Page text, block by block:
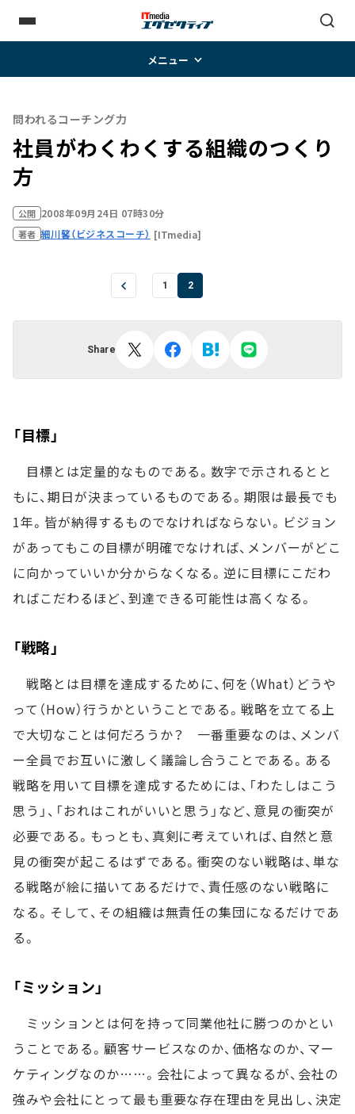
メニュー
問われるコーチング力
社員がわくわくする組織のつくり
方
公開 2008年09月24日 07時30分
著者 細川馨（ビジネスコーチ） [ITmedia]
1 2
Share
「目標」
目標とは定量的なものである。数字で示されるとと
もに、期日が決まっているものである。期限は最長でも
1年。皆が納得するものでなければならない。ビジョン
があってもこの目標が明確でなければ、メンバーがどこ
に向かっていいか分からなくなる。逆に目標にこだわ
ればこだわるほど、到達できる可能性は高くなる。
「戦略」
戦略とは目標を達成するために、何を（What）どうや
って（How）行うかということである。戦略を立てる上
で大切なことは何だろうか？ 一番重要なのは、メンバ
ー全員でお互いに激しく議論し合うことである。ある
戦略を用いて目標を達成するためには、「わたしはこう
思う」、「おれはこれがいいと思う」など、意見の衝突が
必要である。もっとも、真剣に考えていれば、自然と意
見の衝突が起こるはずである。衝突のない戦略は、単な
る戦略が絵に描いてあるだけで、責任感のない戦略に
なる。そして、その組織は無責任の集団になるだけであ
る。
「ミッション」
ミッションとは何を持って同業他社に勝つのかとい
うことである。顧客サービスなのか、価格なのか、マー
ケティングなのか……。会社によって異なるが、会社の
強みや会社にとって最も重要な存在理由を見出し、決定